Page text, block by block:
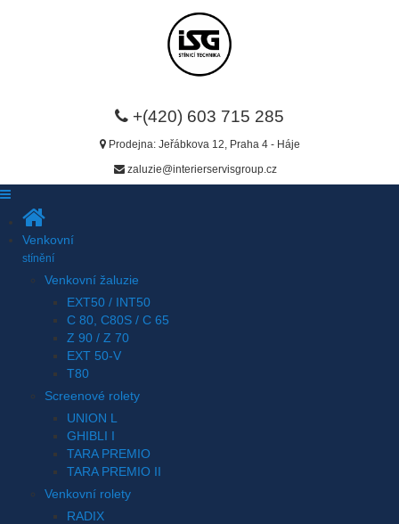
+(420) 603 715 285
Prodejna: Jeřábkova 12, Praha 4 - Háje
zaluzie@interierservisgroup.cz
Venkovní
stínění
Venkovní žaluzie
EXT50 / INT50
C 80, C80S / C 65
Z 90 / Z 70
EXT 50-V
T80
Screenové rolety
UNION L
GHIBLI I
TARA PREMIO
TARA PREMIO II
Venkovní rolety
RADIX